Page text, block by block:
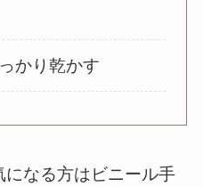
かり乾かす
なる方はビニール手